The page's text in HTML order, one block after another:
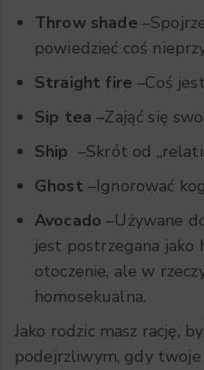
Throw shade
powiedzieć coś
Straight fire–Coś
Sip tea–Zająć się
Ship –Skrót od
Ghost –Ignorować
Avocado–Używane
jest postrzegana jako
otoczenie, ale w
homosekualna.
Jako rodzic masz rację,
podejrzliwym, gdy